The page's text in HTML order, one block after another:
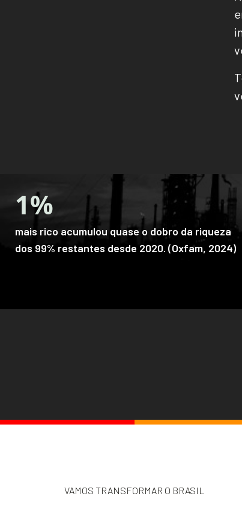
800 Milhões
de pessoas enfrentam a fome, enquanto 1/3
dos alimentos é desperdiçado. (FAO / ONU,
VAMOS TRANSFORMAR O BRASIL